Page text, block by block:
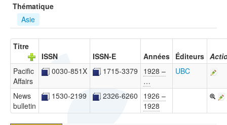
Recherche
avancée
EN
ES
?
Thématique
Asie
Titre
ISSN
ISSN-E Années Éditeurs
Pacific
Affairs
0030-851X 1715-3379
1928 –
…
UBC
News
bulletin
1530-2199 2326-6260
1926 –
1928